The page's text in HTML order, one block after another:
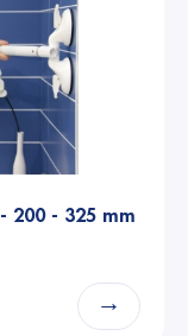
200 - 325 mm
→